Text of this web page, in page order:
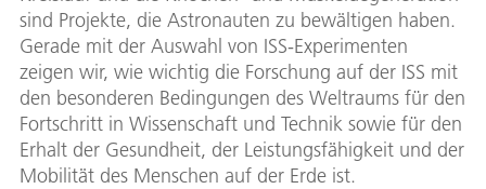
sind Projekte, die Astronauten zu bewältigen haben.
Gerade mit der Auswahl von ISS-Experimenten
zeigen wir, wie wichtig die Forschung auf der ISS mit
den besonderen Bedingungen des Weltraums für den
Fortschritt in Wissenschaft und Technik sowie für den
Erhalt der Gesundheit, der Leistungsfähigkeit und der
Mobilität des Menschen auf der Erde ist.